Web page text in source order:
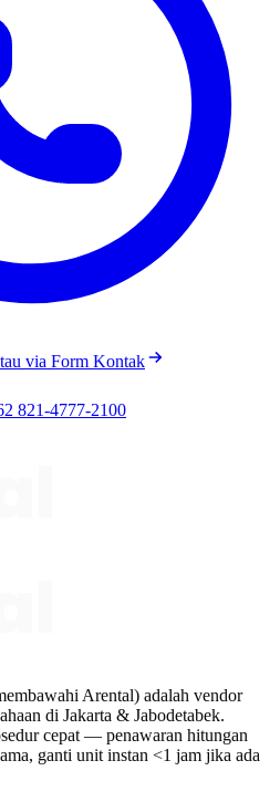
via Form Kontak
821-4777-2100
Arental) adalah vendor
di Jakarta & Jabodetabek.
cepat — penawaran hitungan
ganti unit instan <1 jam jika ada